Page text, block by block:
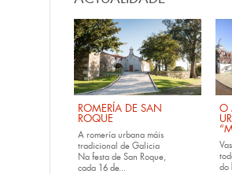
ROMERÍA DE SAN
ROQUE
A romería urbana máis
tradicional de Galicia
Na festa de San Roque,
cada 16 de...
O
do